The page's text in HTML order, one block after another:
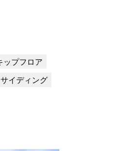
ップフロア
サイディング